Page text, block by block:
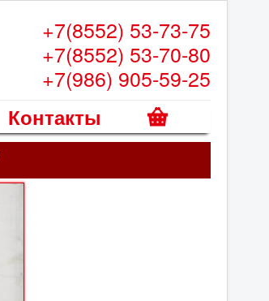
+7(8552) 53-73-75
+7(8552) 53-70-80
+7(986) 905-59-25
Контакты
о